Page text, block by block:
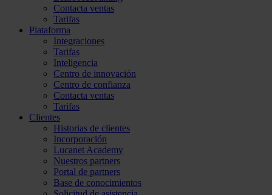
Contacta ventas
Tarifas
Plataforma
Integraciones
Tarifas
Inteligencia
Centro de innovación
Centro de confianza
Contacta ventas
Tarifas
Clientes
Historias de clientes
Incorporación
Lucanet Academy
Nuestros partners
Portal de partners
Base de conocimientos